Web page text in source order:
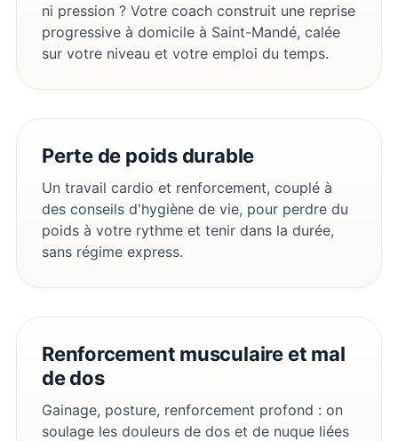
ni pression ? Votre coach construit une reprise
progressive à domicile à Saint-Mandé, calée
sur votre niveau et votre emploi du temps.
Perte de poids durable
Un travail cardio et renforcement, couplé à
des conseils d'hygiène de vie, pour perdre du
poids à votre rythme et tenir dans la durée,
sans régime express.
Renforcement musculaire et mal
de dos
Gainage, posture, renforcement profond : on
soulage les douleurs de dos et de nuque liées